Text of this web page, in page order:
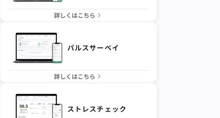
詳しくはこちら
パルスサーベイ
詳しくはこちら
ストレスチェック